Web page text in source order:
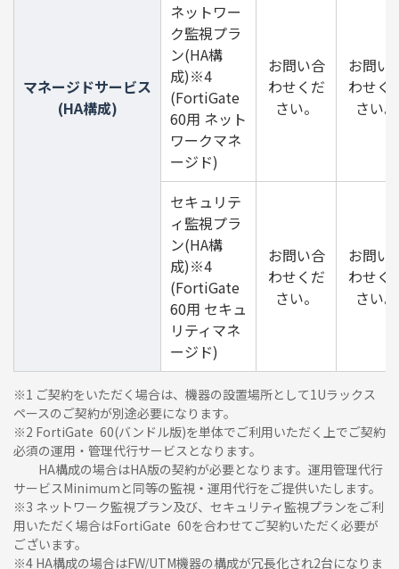
マネージドサービス
(HA構成)
ネットワー
ク監視プラ
ン(HA構
成)※4
(FortiGate
60用 ネット
ワークマネ
ージド)
お問い合
わせくだ
さい。
お問い
わせく
さい。
セキュリテ
ィ監視プラ
ン(HA構
成)※4
(FortiGate
60用 セキュ
リティマネ
ージド)
お問い合
わせくだ
さい。
お問い
わせく
さい。
※1 ご契約をいただく場合は、機器の設置場所として1Uラックス
ペースのご契約が別途必要になります。
※2 FortiGate 60(バンドル版)を単体でご利用いただく上でご契約
必須の運用・管理代行サービスとなります。
HA構成の場合はHA版の契約が必要となります。運用管理代行
サービスMinimumと同等の監視・運用代行をご提供いたします。
※3 ネットワーク監視プラン及び、セキュリティ監視プランをご利
用いただく場合はFortiGate 60を合わせてご契約いただく必要が
ございます。
※4 HA構成の場合はFW/UTM機器の構成が冗長化され2台になりま